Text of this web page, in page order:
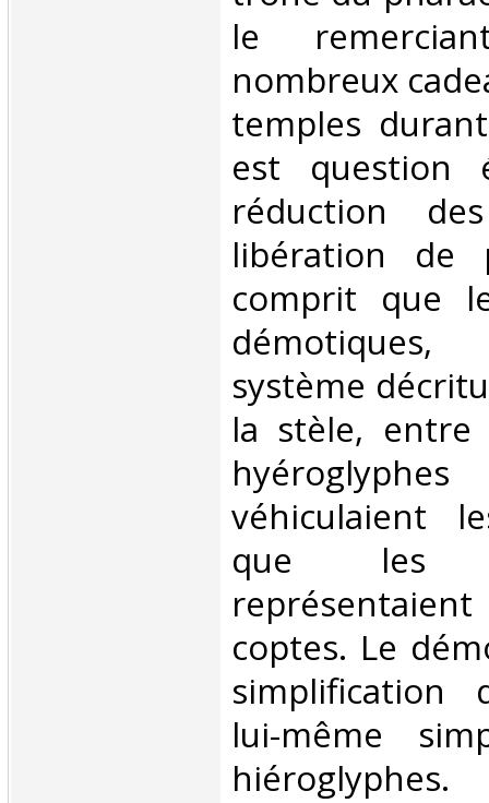
le
nombreux
temples
est question
réduction
libération de
comprit que
système
la stèle,
véhiculaient
que les
coptes. Le
simplification
lui-même
hiéroglyphes. ‎